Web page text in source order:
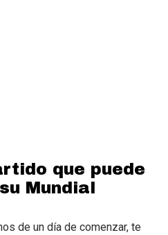
que puede
Mundial
de un día de comenzar, te